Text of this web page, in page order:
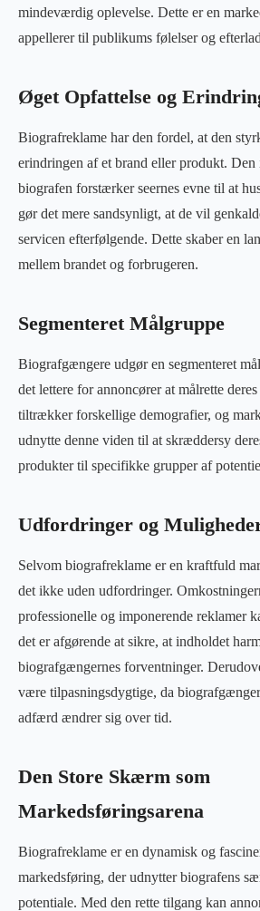
mindeværdig oplevelse. Dette er en
appellerer til publikums følelser og
Øget Opfattelse og
Biografreklame har den fordel, at den
erindringen af et brand eller produkt. Den
biografen forstærker seernes evne til at
gør det mere sandsynligt, at de vil
servicen efterfølgende. Dette skaber en
mellem brandet og forbrugeren.
Segmenteret Målgruppe
Biografgængere udgør en segmenteret
det lettere for annoncører at målrette
tiltrækker forskellige demografier, og
udnytte denne viden til at skræddersy
produkter til specifikke grupper af
Udfordringer og
Selvom biografreklame er en kraftfuld
det ikke uden udfordringer.
professionelle og imponerende reklamer
det er afgørende at sikre, at indholdet
biografgængernes forventninger.
være tilpasningsdygtige, da
adfærd ændrer sig over tid.
Den Store Skærm som
Markedsføringsarena
Biografreklame er en dynamisk og
markedsføring, der udnytter biografens
potentiale. Med den rette tilgang kan